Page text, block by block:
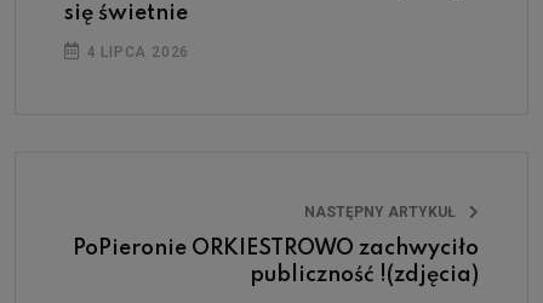
się świetnie
4 LIPCA 2026
NASTĘPNY ARTYKUŁ
PoPieronie ORKIESTROWO zachwyciło
publiczność !(zdjęcia)